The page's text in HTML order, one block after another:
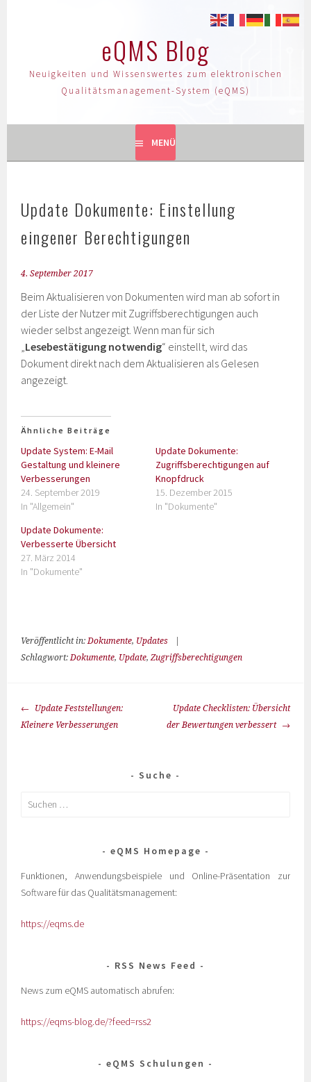
eQMS Blog
Neuigkeiten und Wissenswertes zum elektronischen
Qualitätsmanagement-System (eQMS)
MENÜ
Update Dokumente: Einstellung
eingener Berechtigungen
4. September 2017
Beim Aktualisieren von Dokumenten wird man ab sofort in
der Liste der Nutzer mit Zugriffsberechtigungen auch
wieder selbst angezeigt. Wenn man für sich
„Lesebestätigung notwendig“ einstellt, wird das
Dokument direkt nach dem Aktualisieren als Gelesen
angezeigt.
Ähnliche Beiträge
Update System: E-Mail
Gestaltung und kleinere
Verbesserungen
24. September 2019
In "Allgemein"
Update Dokumente:
Zugriffsberechtigungen auf
Knopfdruck
15. Dezember 2015
In "Dokumente"
Update Dokumente:
Verbesserte Übersicht
27. März 2014
In "Dokumente"
Veröffentlicht in:Dokumente, Updates
Schlagwort:Dokumente, Update,Zugriffsberechtigungen
Update Feststellungen:
Kleinere Verbesserungen
Update Checklisten: Übersicht
der Bewertungen verbessert
Suche
eQMS Homepage
Funktionen, Anwendungsbeispiele und Online-Präsentation zur
Software für das Qualitätsmanagement:
https://eqms.de
RSS News Feed
News zum eQMS automatisch abrufen:
https://eqms-blog.de/?feed=rss2
eQMS Schulungen